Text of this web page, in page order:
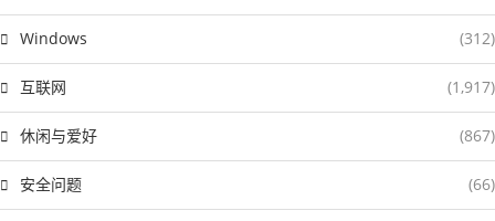
Windows (312)
互联网 (1,917)
休闲与爱好 (867)
安全问题 (66)